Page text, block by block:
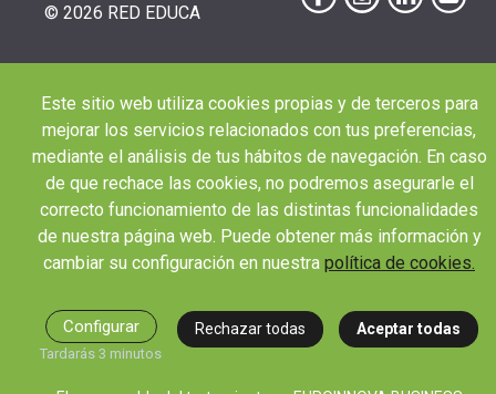
© 2026 RED EDUCA
| | |
|
Este sitio web utiliza cookies propias y de terceros para
mejorar los servicios relacionados con tus preferencias,
mediante el análisis de tus hábitos de navegación. En caso
de que rechace las cookies, no podremos asegurarle el
correcto funcionamiento de las distintas funcionalidades
de nuestra página web. Puede obtener más información y
cambiar su configuración en nuestra política de cookies.
Configurar
Tardarás 3 minutos
Rechazar todas Aceptar todas